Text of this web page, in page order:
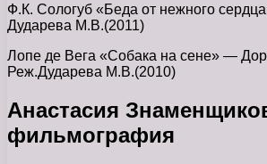
Ф.К. Сологуб «Беда от нежного
Дударева М.В.(2011)
Лопе де Вега «Собака на сене» —
Реж.Дударева М.В.(2010)
Анастасия
фильмография